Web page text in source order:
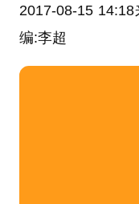
2017-08-15
编:李超